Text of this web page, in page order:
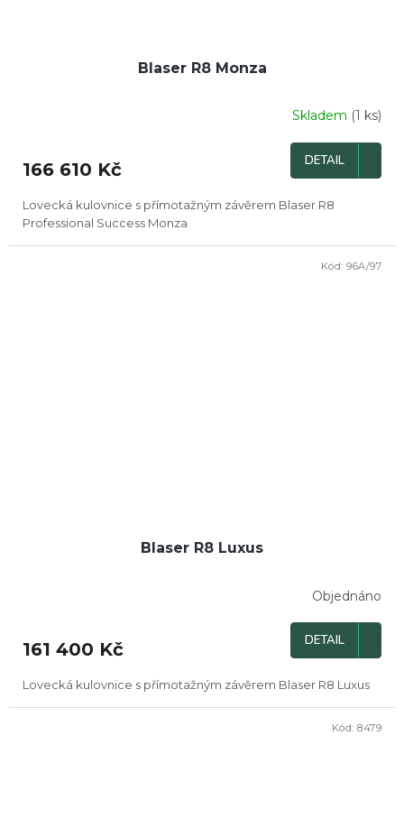
Blaser R8 Monza
Skladem (1 ks)
166 610 Kč DETAIL
Lovecká kulovnice s přímotažným závěrem Blaser R8
Professional Success Monza
Blaser R8 Luxus
Objednáno
161 400 Kč DETAIL
Lovecká kulovnice s přímotažným závěrem Blaser R8 Luxus
Kód: 96A/97
Kód: 8479